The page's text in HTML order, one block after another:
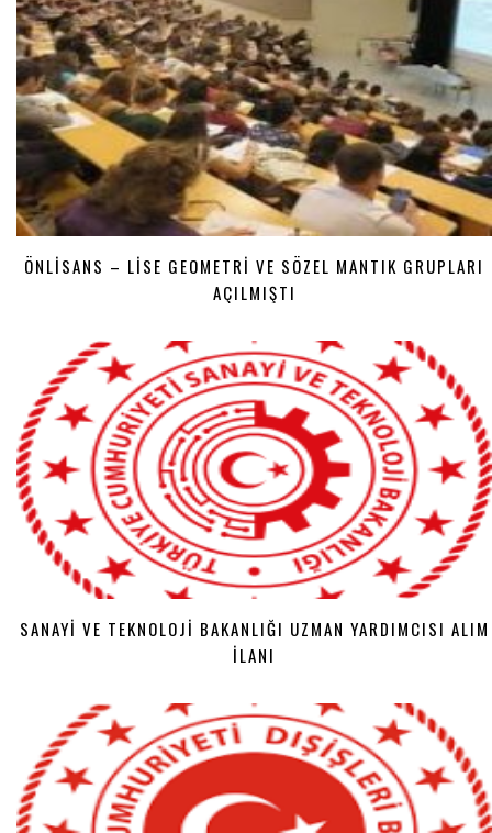
ÖNLISANS – LISE GEOMETRI VE SÖZEL MANTIK GRUPLARI
AÇILMIŞTI
SANAYI VE TEKNOLOJI BAKANLIĞI UZMAN YARDIMCISI ALIM
İLANI